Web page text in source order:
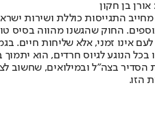
בן חקון
התגייסות כוללת ושירות
החוק שהגשנו מהווה
הנוגע לגיוס חרדים, הוא
בצה"ל ובמילואים, שחשוב
הזו.